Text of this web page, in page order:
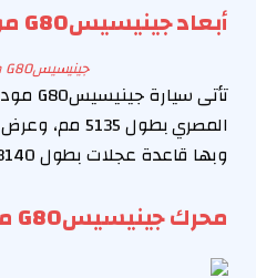
أبعاد جينيسيس‎ G80موديل 2026
جينيسيس‎ G80موديل 2026
وبها قاعدة عجلات بطول 3140 مم .
محرك جينيسيس‎ G80موديل 2026